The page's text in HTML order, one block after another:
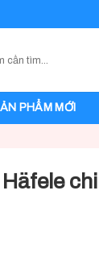
PHẨM MỚI